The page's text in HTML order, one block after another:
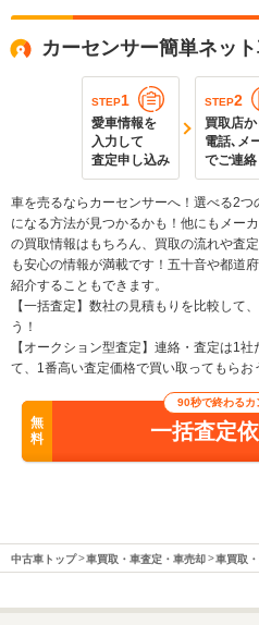
カーセンサー簡単ネッ
STEP1
愛車情報を
入力して
査定申し込み
STEP2
買取店か
電話､メ
でご連絡
車を売るならカーセンサーへ！選べる2
になる方法が見つかるかも！他にもメー
の買取情報はもちろん、買取の流れや査
も安心の情報が満載です！五十音や都道
紹介することもできます。
【一括査定】数社の見積もりを比較して
う！
【オークション型査定】連絡・査定は1
て、1番高い査定価格で買い取ってもらお
無
料
90秒で終わるカ
一括査定
中古車トップ 車買取・車査定・車売却 車買取